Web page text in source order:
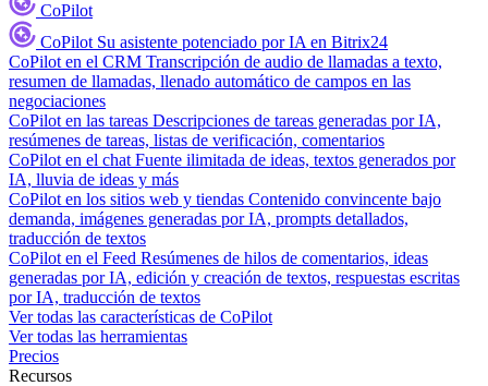
CoPilot
CoPilot Su asistente potenciado por IA en Bitrix24
CoPilot en el CRM Transcripción de audio de llamadas a texto,
resumen de llamadas, llenado automático de campos en las
negociaciones
CoPilot en las tareas Descripciones de tareas generadas por IA,
resúmenes de tareas, listas de verificación, comentarios
CoPilot en el chat Fuente ilimitada de ideas, textos generados por
IA, lluvia de ideas y más
CoPilot en los sitios web y tiendas Contenido convincente bajo
demanda, imágenes generadas por IA, prompts detallados,
traducción de textos
CoPilot en el Feed Resúmenes de hilos de comentarios, ideas
generadas por IA, edición y creación de textos, respuestas escritas
por IA, traducción de textos
Ver todas las características de CoPilot
Ver todas las herramientas
Precios
Recursos